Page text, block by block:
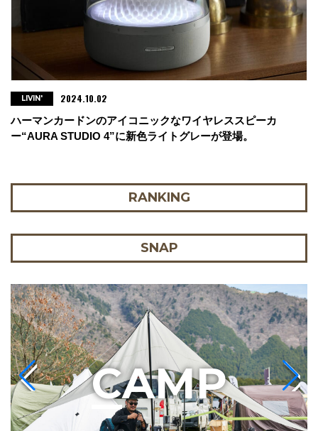
ハーマンカードンのアイコニックなワイヤレススピーカ
ー“AURA STUDIO 4”に新色ライトグレーが登場。
LIVIN' 2024.10.02
RANKING
SNAP
CAMP